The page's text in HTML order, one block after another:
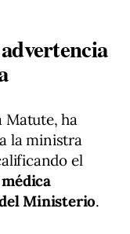
Matute, ha
la ministra
el
Ministerio.